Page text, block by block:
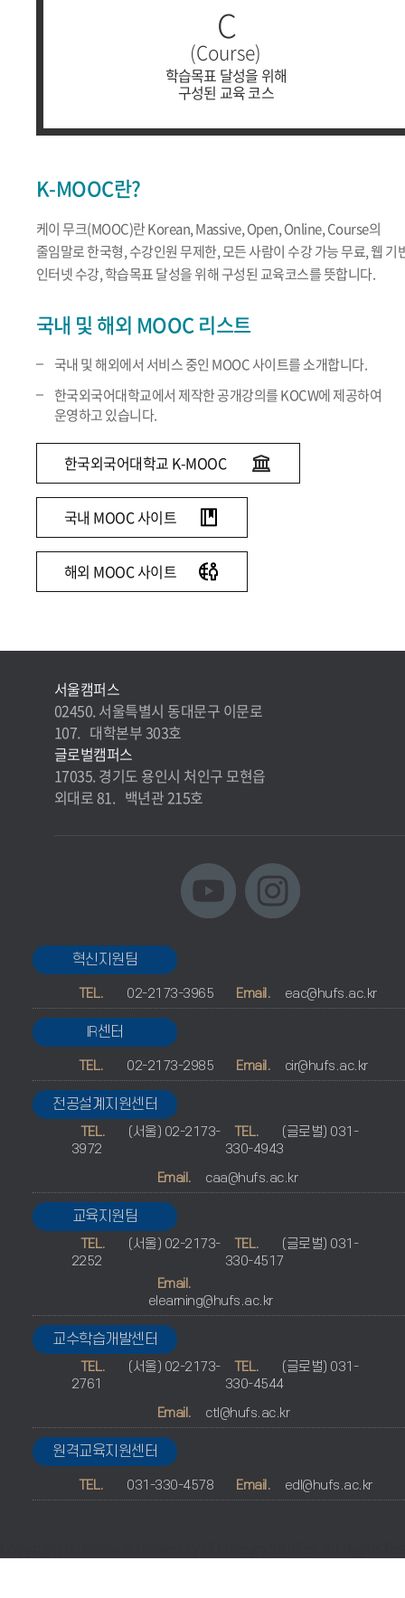
C
(Course)
학습목표 달성을 위해
구성된 교육 코스
K-MOOC란?
케이 무크(MOOC)란 Korean, Massive, Open, Online, Course의
줄임말로 한국형, 수강인원 무제한, 모든 사람이 수강 가능 무료, 웹 기
인터넷 수강, 학습목표 달성을 위해 구성된 교육코스를 뜻합니다.
국내 및 해외 MOOC 리스트
국내 및 해외에서 서비스 중인 MOOC 사이트를 소개합니다.
한국외국어대학교에서 제작한 공개강의를 KOCW에 제공하여
운영하고 있습니다.
한국외국어대학교 K-MOOC
국내 MOOC 사이트
해외 MOOC 사이트
서울캠퍼스
02450. 서울특별시 동대문구 이문로
107. 대학본부 303호
글로벌캠퍼스
17035. 경기도 용인시 처인구 모현읍
외대로 81. 백년관 215호
혁신지원팀
TEL. 02-2173-3965 Email. eac@hufs.ac.kr
IR센터
TEL. 02-2173-2985 Email. cir@hufs.ac.kr
전공설계지원센터
TEL.
(서울) 02-2173-
3972
TEL.
(글로벌) 031-
330-4943
Email.
caa@hufs.ac.kr
교육지원팀
TEL.
(서울) 02-2173-
2252
TEL.
(글로벌) 031-
330-4517
Email.
elearning@hufs.ac.kr
교수학습개발센터
TEL.
(서울) 02-2173-
2761
TEL.
(글로벌) 031-
330-4544
Email.
ctl@hufs.ac.kr
원격교육지원센터
TEL. 031-330-4578 Email. edl@hufs.ac.kr